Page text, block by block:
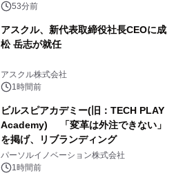
かる実践ガイド
53分前
アスクル、新代表取締役社長CEOに成
松 岳志が就任
アスクル株式会社
1時間前
ビルスピアカデミー(旧：TECH PLAY
Academy) 「変革は外注できない」
を掲げ、リブランディング
パーソルイノベーション株式会社
1時間前